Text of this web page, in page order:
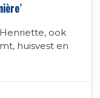
ook
huisvest en